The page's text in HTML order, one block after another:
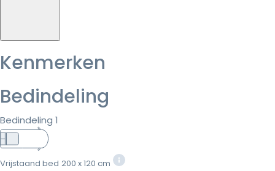
Kenmerken
Bedindeling
Bedindeling 1
Vrijstaand bed 200 x 120 cm